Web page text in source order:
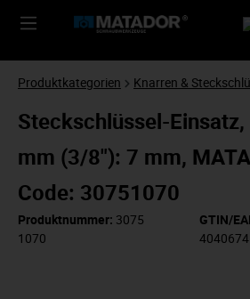
Produktkategorien Knarren &
Steckschlüssel-
mm (3/8"): 7 mm,
Code: 30751070
Produktnummer: 3075
1070
GTIN/